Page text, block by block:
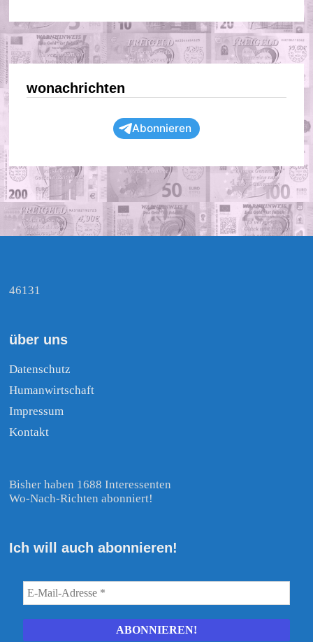
wonachrichten
Abonnieren
46131
über uns
Datenschutz
Humanwirtschaft
Impressum
Kontakt
Bisher haben 1688 Interessenten
Wo-Nach-Richten abonniert!
Ich will auch abonnieren!